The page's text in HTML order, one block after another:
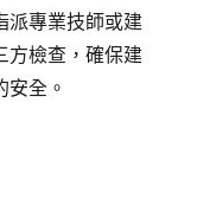
派專業技師或建
方檢查，確保建
全。